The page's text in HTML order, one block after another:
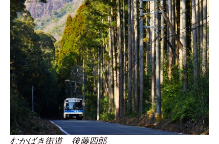
むかばき街道 後藤四郎